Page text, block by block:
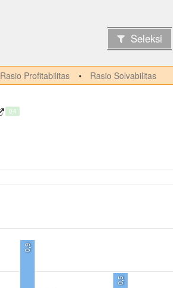
Seleksi
Rasio Profitabilitas Rasio Solvabilitas
Q4
0,9
0,5